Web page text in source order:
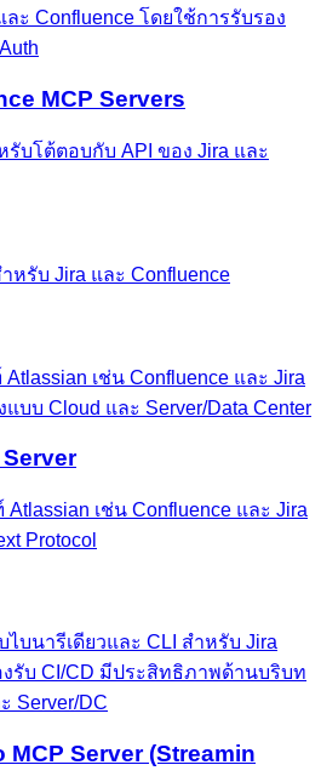
ละ Confluence โดยใช้การรับรอง
MCP Servers
รับโต้ตอบกับ API ของ Jira และ
หรับ Jira และ Confluence
เช่น Confluence และ Jira
บบ Cloud และ Server/Data Center
เช่น Confluence และ Jira
Protocol
ไบนารีเดียวและ CLI สำหรับ Jira
งรับ CI/CD มีประสิทธิภาพด้านบริบท
Server/DC
Server (Streamin